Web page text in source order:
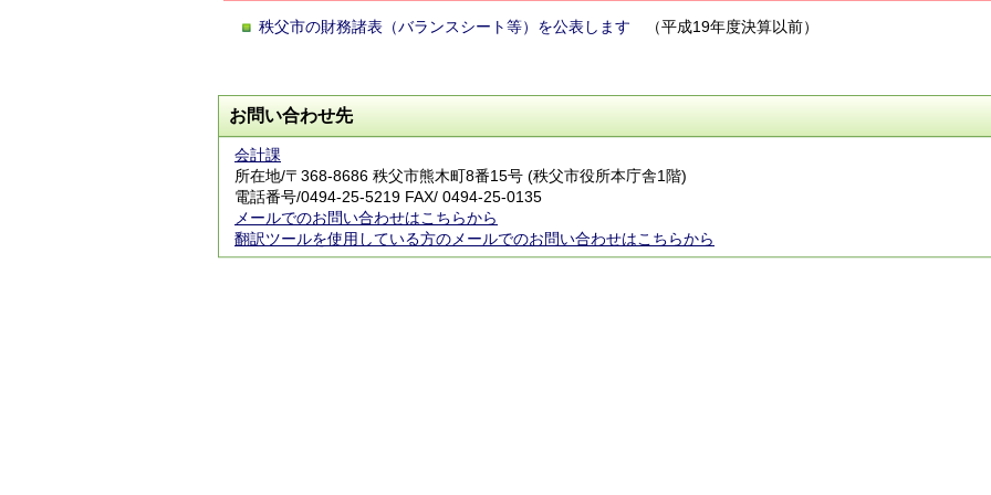
秩父市の財務諸表（バランスシート等）を公表します （平成19年度決算以前）
お問い合わせ先
会計課
所在地/〒368-8686 秩父市熊木町8番15号 (秩父市役所本庁舎1階)
電話番号/0494-25-5219 FAX/ 0494-25-0135
メールでのお問い合わせはこちらから
翻訳ツールを使用している方のメールでのお問い合わせはこちらから